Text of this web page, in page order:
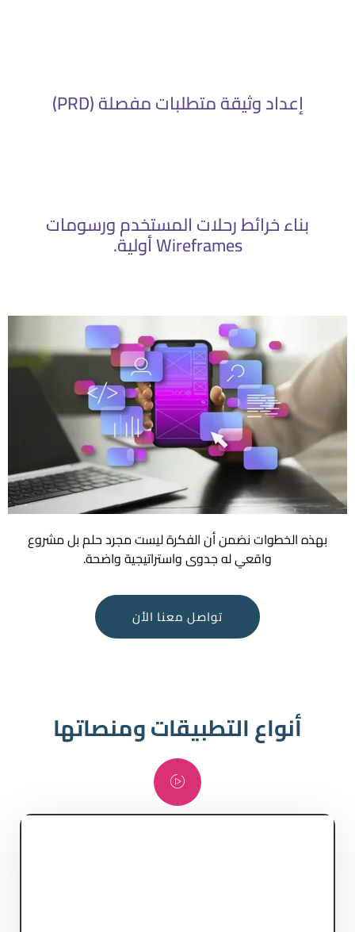
إعداد وثيقة متطلبات مفصلة (PRD)
بناء خرائط رحلات المستخدم ورسومات
Wireframes أولية.
بهذه الخطوات نضمن أن الفكرة ليست مجرد حلم بل مشروع
واقعي له جدوى واستراتيجية واضحة.
تواصل معنا الأن
أنواع التطبيقات ومنصاتها